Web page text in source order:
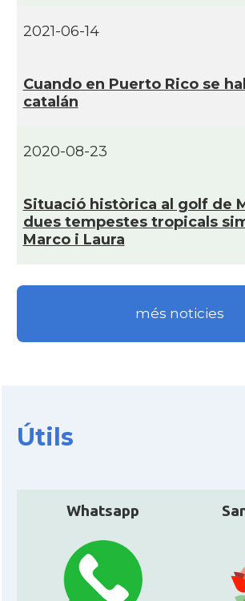
2021-06-14
Cuando en Puerto Rico se
catalán
2020-08-23
Situació històrica al golf de
dues tempestes tropicals
Marco i Laura
més noticies
Útils
Whatsapp